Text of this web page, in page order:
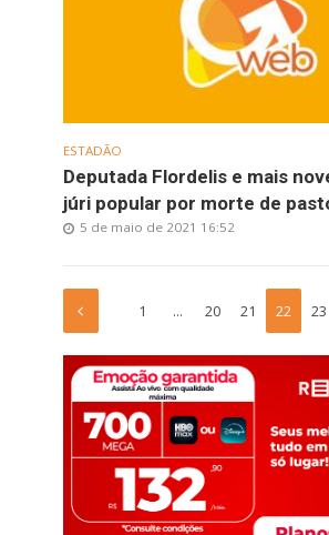
ESTADÃO
Deputada Flordelis e mais
júri popular por morte de
5 de maio de 2021 16:52
1 … 20 21 22 23